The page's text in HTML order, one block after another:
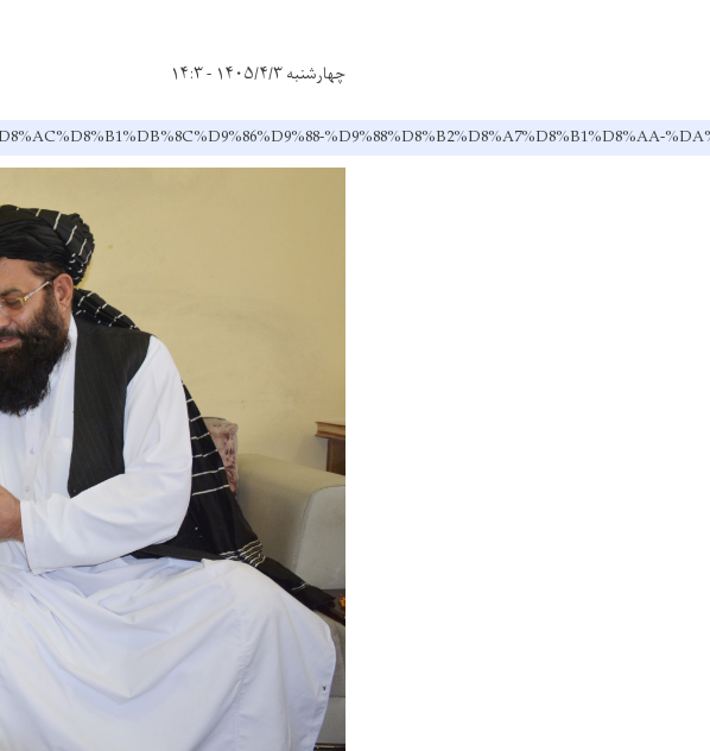
چهارشنبه ۱۴۰۵/۴/۳ - ۱۴:۳
%D9%88%D8%B2%D8%A7%D8%B1%D8%AA-